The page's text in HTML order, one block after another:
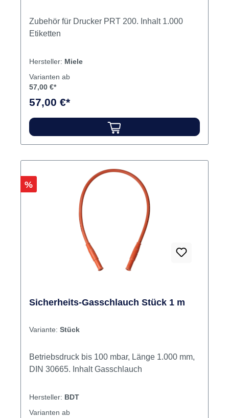
Zubehör für Drucker PRT 200. Inhalt 1.000
Etiketten
Hersteller: Miele
Varianten ab
57,00 €*
57,00 €*
Rabatt
%
Sicherheits-Gasschlauch Stück 1 m
Variante: Stück
Betriebsdruck bis 100 mbar, Länge 1.000 mm,
DIN 30665. Inhalt Gasschlauch
Hersteller: BDT
Varianten ab